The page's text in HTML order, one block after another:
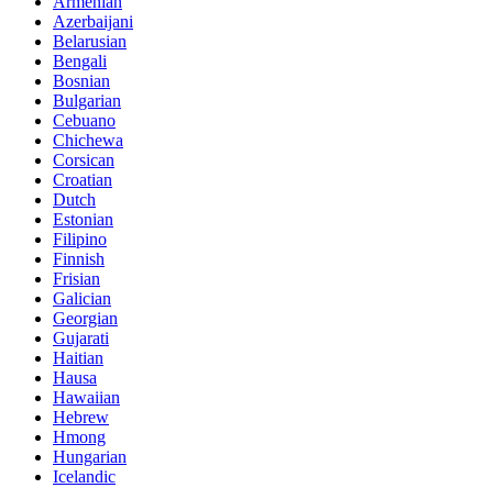
Azerbaijani
Belarusian
Bengali
Bosnian
Bulgarian
Cebuano
Chichewa
Corsican
Croatian
Dutch
Estonian
Filipino
Finnish
Frisian
Galician
Georgian
Gujarati
Haitian
Hausa
Hawaiian
Hebrew
Hmong
Hungarian
Icelandic